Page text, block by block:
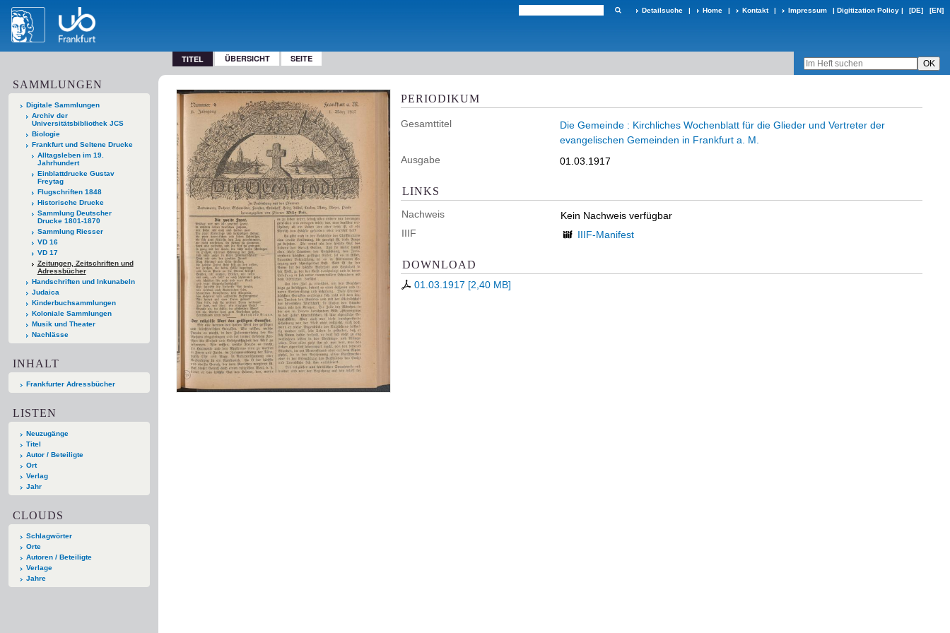
Detailsuche | Home | Kontakt | Impressum | Digitization Policy | [DE] [EN]
TITEL ÜBERSICHT SEITE
SAMMLUNGEN
Digitale Sammlungen
Archiv der
Universitätsbibliothek JCS
Biologie
Frankfurt und Seltene Drucke
Alltagsleben im 19.
Jahrhundert
Einblattdrucke Gustav
Freytag
Flugschriften 1848
Historische Drucke
Sammlung Deutscher
Drucke 1801-1870
Sammlung Riesser
VD 16
VD 17
Zeitungen, Zeitschriften und
Adressbücher
Handschriften und Inkunabeln
Judaica
Kinderbuchsammlungen
Koloniale Sammlungen
Musik und Theater
Nachlässe
INHALT
Frankfurter Adressbücher
LISTEN
Neuzugänge
Titel
Autor / Beteiligte
Ort
Verlag
Jahr
CLOUDS
Schlagwörter
Orte
Autoren / Beteiligte
Verlage
Jahre
PERIODIKUM
Gesamttitel
Die Gemeinde : Kirchliches Wochenblatt für die Glieder und Vertreter der
evangelischen Gemeinden in Frankfurt a. M.
Ausgabe
01.03.1917
LINKS
Nachweis
Kein Nachweis verfügbar
IIIF
IIIF-Manifest
DOWNLOAD
01.03.1917 [2,40 MB]